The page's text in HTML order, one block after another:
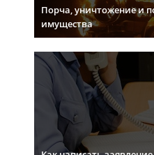
Порча, уничтожение и
имущества